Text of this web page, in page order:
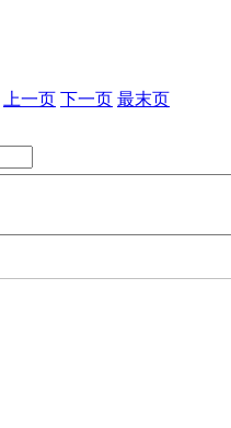
上一页 下一页 最末页